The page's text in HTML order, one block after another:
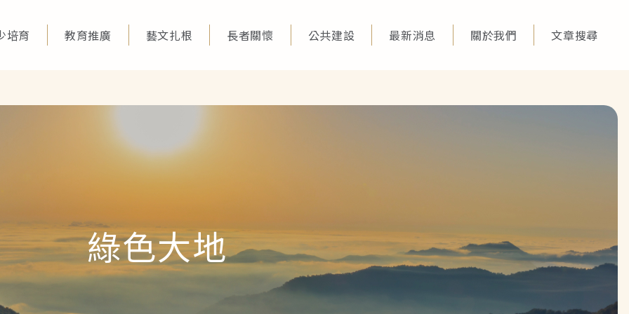
培育 教育推廣 藝文扎根 長者關懷 公共建設 最新消息 關於我們 文章搜尋
綠色大地